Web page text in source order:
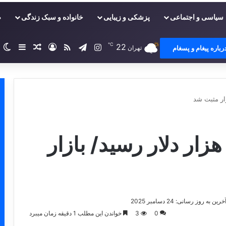
سیاسی و اجتماعی پزشکی و زیبایی خانواده و سبک زندگی
پیغام و پسغام تهران 22
℃ اینستاگرام
تلگرام خوراک ورود نوشته
کوین به مرز ۹۰ هزار دلار رسید/ بازار
آخرین به روز رسانی: 24 دسامبر 2025
0
3 خواندن این مطلب 1 دقیقه زمان میبرد